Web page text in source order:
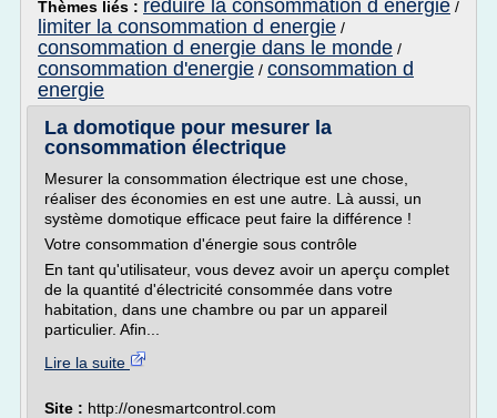
Thèmes liés : reduire la consommation d energie /
limiter la consommation d energie /
consommation d energie dans le monde /
consommation d'energie / consommation d
energie
La domotique pour mesurer la
consommation électrique
Mesurer la consommation électrique est une chose,
réaliser des économies en est une autre. Là aussi, un
système domotique efficace peut faire la différence !
Votre consommation d'énergie sous contrôle
En tant qu'utilisateur, vous devez avoir un aperçu complet
de la quantité d'électricité consommée dans votre
habitation, dans une chambre ou par un appareil
particulier. Afin...
Lire la suite
Site : http://onesmartcontrol.com